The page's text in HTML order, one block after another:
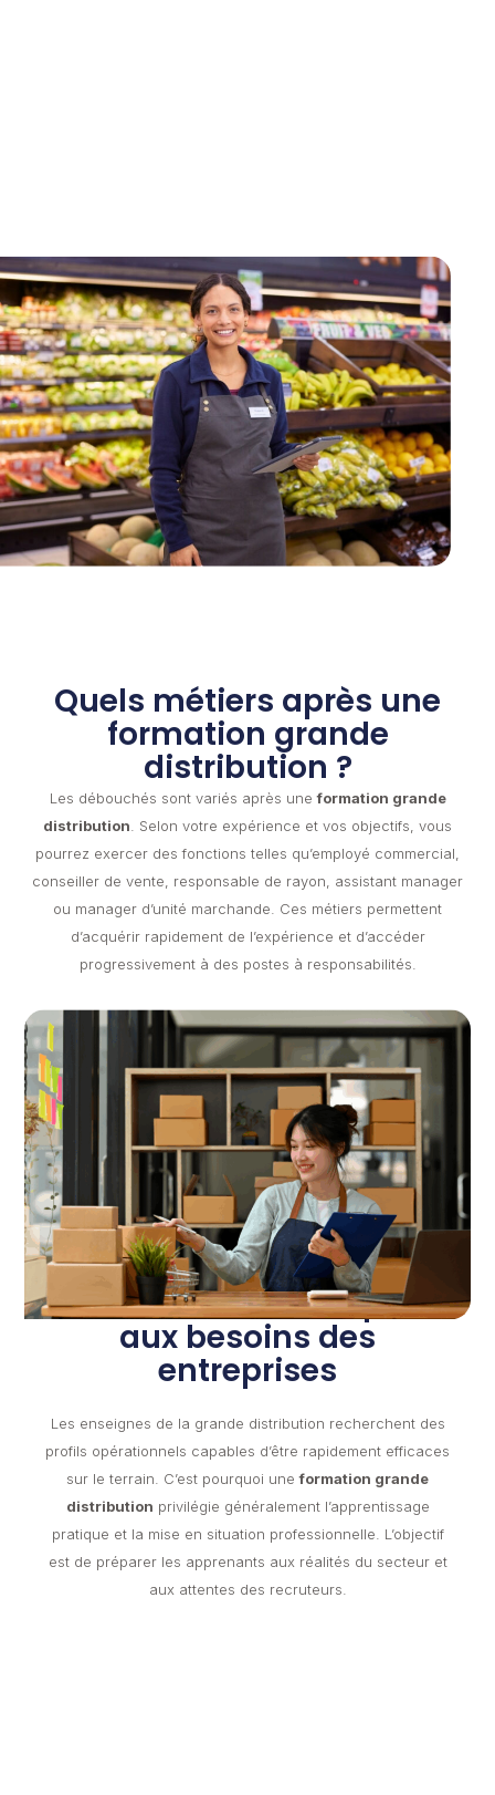
Quels métiers après une
formation grande
distribution ?
Les débouchés sont variés après uneformation grande
distribution . Selon votre expérience et vos objectifs, vous
pourrez exercer des fonctions telles qu’employé commercial,
conseiller de vente, responsable de rayon, assistant manager
ou manager d’unité marchande. Ces métiers permettent
d’acquérir rapidement de l’expérience et d’accéder
progressivement à des postes à responsabilités.
Une formation adaptée
aux besoins des
entreprises
Les enseignes de la grande distribution recherchent des
profils opérationnels capables d’être rapidement efficaces
sur le terrain. C’est pourquoi uneformation grande
distribution privilégie généralement l’apprentissage
pratique et la mise en situation professionnelle. L’objectif
est de préparer les apprenants aux réalités du secteur et
aux attentes des recruteurs.